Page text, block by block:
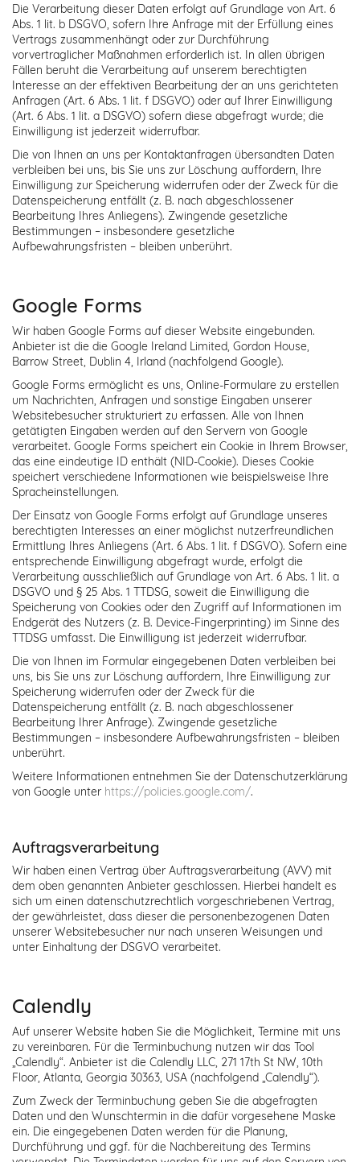
Die Verarbeitung dieser Daten erfolgt auf Grundlage von Art. 6
Abs. 1 lit. b DSGVO, sofern Ihre Anfrage mit der Erfüllung eines
Vertrags zusammenhängt oder zur Durchführung
vorvertraglicher Maßnahmen erforderlich ist. In allen übrigen
Fällen beruht die Verarbeitung auf unserem berechtigten
Interesse an der effektiven Bearbeitung der an uns gerichteten
Anfragen (Art. 6 Abs. 1 lit. f DSGVO) oder auf Ihrer Einwilligung
(Art. 6 Abs. 1 lit. a DSGVO) sofern diese abgefragt wurde; die
Einwilligung ist jederzeit widerrufbar.
Die von Ihnen an uns per Kontaktanfragen übersandten Daten
verbleiben bei uns, bis Sie uns zur Löschung auffordern, Ihre
Einwilligung zur Speicherung widerrufen oder der Zweck für die
Datenspeicherung entfällt (z. B. nach abgeschlossener
Bearbeitung Ihres Anliegens). Zwingende gesetzliche
Bestimmungen – insbesondere gesetzliche
Aufbewahrungsfristen – bleiben unberührt.
Google Forms
Wir haben Google Forms auf dieser Website eingebunden.
Anbieter ist die die Google Ireland Limited, Gordon House,
Barrow Street, Dublin 4, Irland (nachfolgend Google).
Google Forms ermöglicht es uns, Online-Formulare zu erstellen
um Nachrichten, Anfragen und sonstige Eingaben unserer
Websitebesucher strukturiert zu erfassen. Alle von Ihnen
getätigten Eingaben werden auf den Servern von Google
verarbeitet. Google Forms speichert ein Cookie in Ihrem Browser,
das eine eindeutige ID enthält (NID-Cookie). Dieses Cookie
speichert verschiedene Informationen wie beispielsweise Ihre
Spracheinstellungen.
Der Einsatz von Google Forms erfolgt auf Grundlage unseres
berechtigten Interesses an einer möglichst nutzerfreundlichen
Ermittlung Ihres Anliegens (Art. 6 Abs. 1 lit. f DSGVO). Sofern eine
entsprechende Einwilligung abgefragt wurde, erfolgt die
Verarbeitung ausschließlich auf Grundlage von Art. 6 Abs. 1 lit. a
DSGVO und § 25 Abs. 1 TTDSG, soweit die Einwilligung die
Speicherung von Cookies oder den Zugriff auf Informationen im
Endgerät des Nutzers (z. B. Device-Fingerprinting) im Sinne des
TTDSG umfasst. Die Einwilligung ist jederzeit widerrufbar.
Die von Ihnen im Formular eingegebenen Daten verbleiben bei
uns, bis Sie uns zur Löschung auffordern, Ihre Einwilligung zur
Speicherung widerrufen oder der Zweck für die
Datenspeicherung entfällt (z. B. nach abgeschlossener
Bearbeitung Ihrer Anfrage). Zwingende gesetzliche
Bestimmungen – insbesondere Aufbewahrungsfristen – bleiben
unberührt.
Weitere Informationen entnehmen Sie der Datenschutzerklärung
von Google unter https://policies.google.com/.
Auftragsverarbeitung
Wir haben einen Vertrag über Auftragsverarbeitung (AVV) mit
dem oben genannten Anbieter geschlossen. Hierbei handelt es
sich um einen datenschutzrechtlich vorgeschriebenen Vertrag,
der gewährleistet, dass dieser die personenbezogenen Daten
unserer Websitebesucher nur nach unseren Weisungen und
unter Einhaltung der DSGVO verarbeitet.
Calendly
Auf unserer Website haben Sie die Möglichkeit, Termine mit uns
zu vereinbaren. Für die Terminbuchung nutzen wir das Tool
„Calendly“. Anbieter ist die Calendly LLC, 271 17th St NW, 10th
Floor, Atlanta, Georgia 30363, USA (nachfolgend „Calendly“).
Zum Zweck der Terminbuchung geben Sie die abgefragten
Daten und den Wunschtermin in die dafür vorgesehene Maske
ein. Die eingegebenen Daten werden für die Planung,
Durchführung und ggf. für die Nachbereitung des Termins